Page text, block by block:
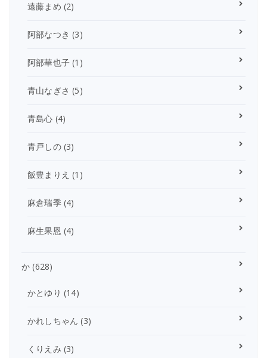
遠藤まめ (2)
阿部なつき (3)
阿部華也子 (1)
青山なぎさ (5)
青島心 (4)
青戸しの(3)
飯豊まりえ (1)
麻倉瑞季(4)
麻生果恩 (4)
か (628)
かとゆり (14)
かれしちゃん (3)
くりえみ (3)